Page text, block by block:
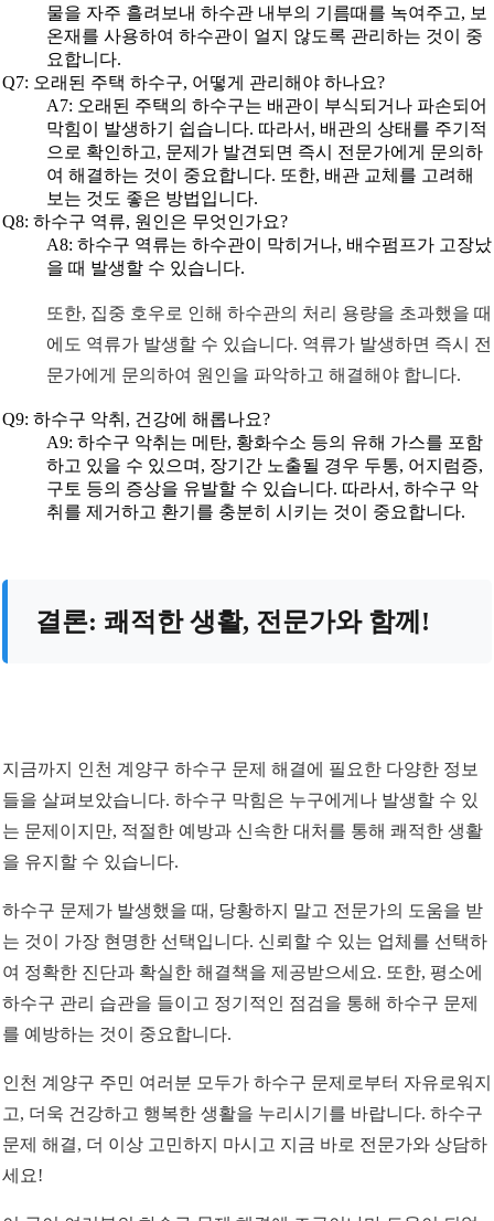
물을 자주 흘려보내 하수관 내부의 기름때를 녹여주고, 보
온재를 사용하여 하수관이 얼지 않도록 관리하는 것이 중
요합니다.
Q7: 오래된 주택 하수구, 어떻게 관리해야 하나요?
A7: 오래된 주택의 하수구는 배관이 부식되거나 파손되어
막힘이 발생하기 쉽습니다. 따라서, 배관의 상태를 주기적
으로 확인하고, 문제가 발견되면 즉시 전문가에게 문의하
여 해결하는 것이 중요합니다. 또한, 배관 교체를 고려해
보는 것도 좋은 방법입니다.
Q8: 하수구 역류, 원인은 무엇인가요?
A8: 하수구 역류는 하수관이 막히거나, 배수펌프가 고장났
을 때 발생할 수 있습니다.
또한, 집중 호우로 인해 하수관의 처리 용량을 초과했을 때
에도 역류가 발생할 수 있습니다. 역류가 발생하면 즉시 전
문가에게 문의하여 원인을 파악하고 해결해야 합니다.
Q9: 하수구 악취, 건강에 해롭나요?
A9: 하수구 악취는 메탄, 황화수소 등의 유해 가스를 포함
하고 있을 수 있으며, 장기간 노출될 경우 두통, 어지럼증,
구토 등의 증상을 유발할 수 있습니다. 따라서, 하수구 악
취를 제거하고 환기를 충분히 시키는 것이 중요합니다.
결론: 쾌적한 생활, 전문가와 함께!
지금까지 인천 계양구 하수구 문제 해결에 필요한 다양한 정보
들을 살펴보았습니다. 하수구 막힘은 누구에게나 발생할 수 있
는 문제이지만, 적절한 예방과 신속한 대처를 통해 쾌적한 생활
을 유지할 수 있습니다.
하수구 문제가 발생했을 때, 당황하지 말고 전문가의 도움을 받
는 것이 가장 현명한 선택입니다. 신뢰할 수 있는 업체를 선택하
여 정확한 진단과 확실한 해결책을 제공받으세요. 또한, 평소에
하수구 관리 습관을 들이고 정기적인 점검을 통해 하수구 문제
를 예방하는 것이 중요합니다.
인천 계양구 주민 여러분 모두가 하수구 문제로부터 자유로워지
고, 더욱 건강하고 행복한 생활을 누리시기를 바랍니다. 하수구
문제 해결, 더 이상 고민하지 마시고 지금 바로 전문가와 상담하
세요!